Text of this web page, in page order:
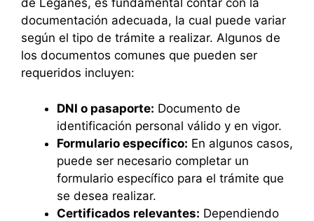
de Leganés, es fundamental contar con la
documentación adecuada, la cual puede variar
según el tipo de trámite a realizar. Algunos de
los documentos comunes que pueden ser
requeridos incluyen:
DNI o pasaporte: Documento de
identificación personal válido y en vigor.
Formulario específico: En algunos casos,
puede ser necesario completar un
formulario específico para el trámite que
se desea realizar.
Certificados relevantes: Dependiendo